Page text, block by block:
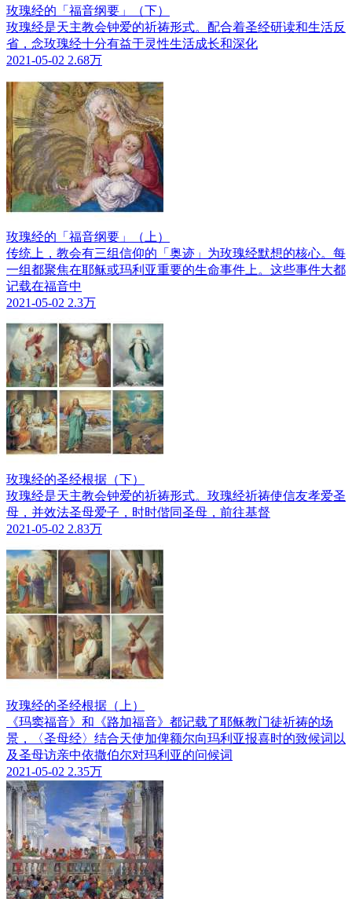
玫瑰经的「福音纲要」（下）
玫瑰经是天主教会钟爱的祈祷形式。配合着圣经研读和生活反
省，念玫瑰经十分有益于灵性生活成长和深化
2021-05-02 2.68万
玫瑰经的「福音纲要」（上）
传统上，教会有三组信仰的「奥迹」为玫瑰经默想的核心。每
一组都聚焦在耶稣或玛利亚重要的生命事件上。这些事件大都
记载在福音中
2021-05-02 2.3万
玫瑰经的圣经根据（下）
玫瑰经是天主教会钟爱的祈祷形式。玫瑰经祈祷使信友孝爱圣
母，并效法圣母爱子，时时偕同圣母，前往基督
2021-05-02 2.83万
玫瑰经的圣经根据（上）
《玛窦福音》和《路加福音》都记载了耶稣教门徒祈祷的场
景，〈圣母经〉结合天使加俾额尔向玛利亚报喜时的致候词以
及圣母访亲中依撒伯尔对玛利亚的问候词
2021-05-02 2.35万